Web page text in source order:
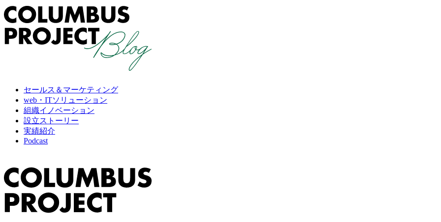
セールス＆マーケティング
web・ITソリューション
組織イノベーション
設立ストーリー
実績紹介
Podcast